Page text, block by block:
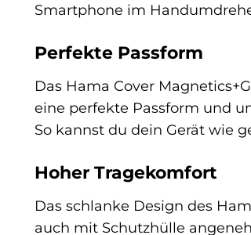
Smartphone im
Perfekte Passform
Das Hama Cover
eine perfekte Passform und
So kannst du dein Gerät wie
Hoher Tragekomfort
Das schlanke Design des
auch mit Schutzhülle